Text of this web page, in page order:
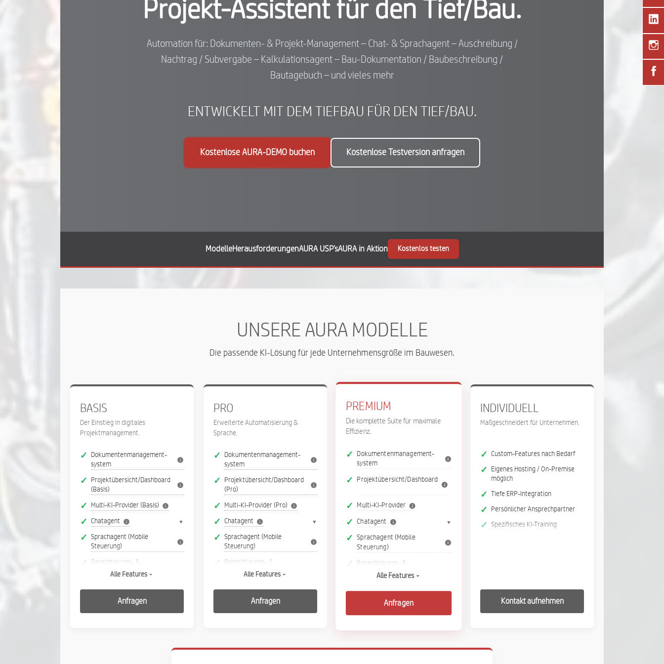
Projekt-Assistent für den Tief/Bau.
Automation für: Dokumenten- & Projekt-Management – Chat- & Sprachagent – Auschreibung /
Nachtrag / Subvergabe – Kalkulationsagent – Bau-Dokumentation / Baubeschreibung /
Bautagebuch – und vieles mehr
ENTWICKELT MIT DEM TIEFBAU FÜR DEN TIEF/BAU.
Kostenlose AURA-DEMO buchen Kostenlose Testversion anfragen
ModelleHerausforderungenAURA USP'sAURA in Aktion Kostenlos testen
UNSERE AURA MODELLE
Die passende KI-Lösung für jede Unternehmensgröße im Bauwesen.
BASIS
Der Einstieg in digitales
Projektmanagement.
Dokumenten­management­
system
Projektübersicht/Dashboard
(Basis)
Multi-KI-Provider (Basis)
Chatagent ▼
Sprachagent (Mobile
Steuerung)
Berechtigungs- &
Rollensystem (Basis)
(Firmenwissen & VOB)
Alle Features
Anfragen
PRO
Erweiterte Automatisierung &
Sprache.
Dokumenten­management­
system
Projektübersicht/Dashboard
(Pro)
Multi-KI-Provider (Pro)
Chatagent ▼
Sprachagent (Mobile
Steuerung)
Berechtigungs- &
Rollensystem (Pro)
(Firmenwissen & VOB)
Fotoerstellung und
Alle Features
Anfragen
PREMIUM
Die komplette Suite für maximale
Effizienz.
Dokumenten­management­
system
Projektübersicht/Dashboard
Multi-KI-Provider
Chatagent ▼
Sprachagent (Mobile
Steuerung)
Berechtigungs- &
Rollensystem
Firmenwissen + n-weitere
Fotoerstellung und
Alle Features
Anfragen
INDIVIDUELL
Maßgeschneidert für Unternehmen.
Custom-Features nach Bedarf
Eigenes Hosting / On-Premise
möglich
Tiefe ERP-Integration
Persönlicher Ansprechpartner
Spezifisches KI-Training
Kontakt aufnehmen